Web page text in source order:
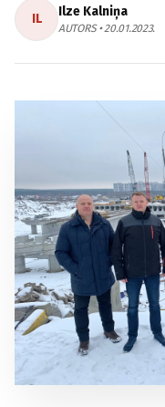
IL Ilze Kalniņa
AUTORS • 20.01.2023.